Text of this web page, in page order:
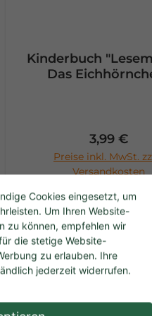
Kinderbuch
Das
Regulärer
3,99 €
Preise inkl. MwSt.
Versandkosten
In den
Cookies eingesetzt, um
Um Ihren Website-
zu können, empfehlen wir
die stetige Website-
zu erlauben. Ihre
jederzeit widerrufen.